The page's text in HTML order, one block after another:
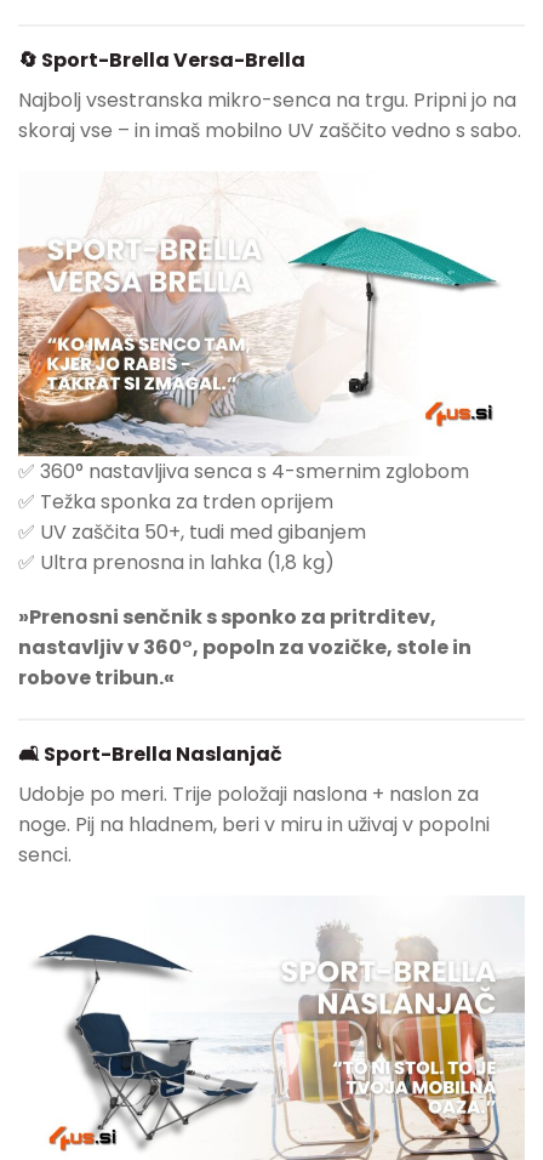
🔄 Sport-Brella Versa-Brella
Najbolj vsestranska mikro-senca na trgu. Pripni jo na
skoraj vse – in imaš mobilno UV zaščito vedno s sabo.
✅ 360° nastavljiva senca s 4-smernim zglobom
✅ Težka sponka za trden oprijem
✅ UV zaščita 50+, tudi med gibanjem
✅ Ultra prenosna in lahka (1,8 kg)
»Prenosni senčnik s sponko za pritrditev,
nastavljiv v 360°, popoln za vozičke, stole in
robove tribun.«
🛋 Sport-Brella Naslanjač
Udobje po meri. Trije položaji naslona + naslon za
noge. Pij na hladnem, beri v miru in uživaj v popolni
senci.